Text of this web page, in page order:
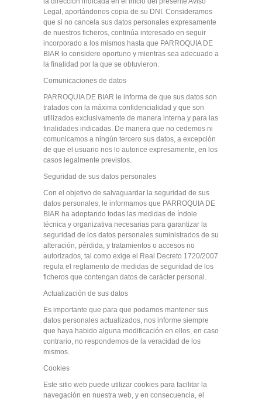
Legal, aportándonos copia de su DNI. Consideramos
que si no cancela sus datos personales expresamente
de nuestros ficheros, continúa interesado en seguir
incorporado a los mismos hasta que PARROQUIA DE
BIAR lo considere oportuno y mientras sea adecuado a
la finalidad por la que se obtuvieron.
Comunicaciones de datos
PARROQUIA DE BIAR le informa de que sus datos son
tratados con la máxima confidencialidad y que son
utilizados exclusivamente de manera interna y para las
finalidades indicadas. De manera que no cedemos ni
comunicamos a ningún tercero sus datos, a excepción
de que el usuario nos lo autorice expresamente, en los
casos legalmente previstos.
Seguridad de sus datos personales
Con el objetivo de salvaguardar la seguridad de sus
datos personales, le informamos que PARROQUIA DE
BIAR ha adoptando todas las medidas de índole
técnica y organizativa necesarias para garantizar la
seguridad de los datos personales suministrados de su
alteración, pérdida, y tratamientos o accesos no
autorizados, tal como exige el Real Decreto 1720/2007
regula el reglamento de medidas de seguridad de los
ficheros que contengan datos de carácter personal.
Actualización de sus datos
Es importante que para que podamos mantener sus
datos personales actualizados, nos informe siempre
que haya habido alguna modificación en ellos, en caso
contrario, no respondemos de la veracidad de los
mismos.
Cookies
Este sitio web puede utilizar cookies para facilitar la
navegación en nuestra web, y en consecuencia, el